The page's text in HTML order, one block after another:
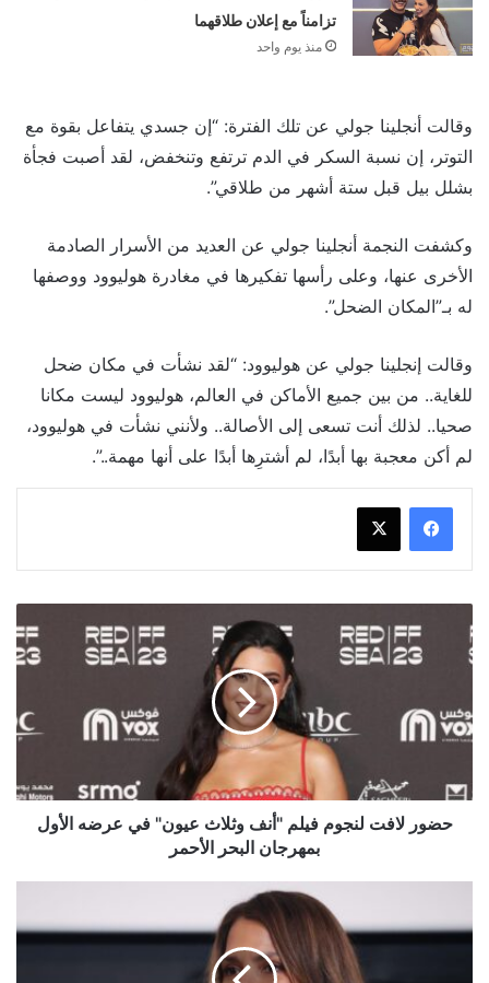
تزامناً مع إعلان طلاقهما
منذ يوم واحد
وقالت أنجلينا جولي عن تلك الفترة: “إن جسدي يتفاعل بقوة مع
التوتر، إن نسبة السكر في الدم ترتفع وتنخفض، لقد أصبت فجأة
بشلل بيل قبل ستة أشهر من طلاقي”.
وكشفت النجمة أنجلينا جولي عن العديد من الأسرار الصادمة
الأخرى عنها، وعلى رأسها تفكيرها في مغادرة هوليوود ووصفها
له بـ”المكان الضحل”.
وقالت إنجلينا جولي عن هوليوود: “لقد نشأت في مكان ضحل
للغاية.. من بين جميع الأماكن في العالم، هوليوود ليست مكانا
صحيا.. لذلك أنت تسعى إلى الأصالة.. ولأنني نشأت في هوليوود،
لم أكن معجبة بها أبدًا، لم أشترِها أبدًا على أنها مهمة..”.
لافت
لنجوم
"أنف
وثلاث
عرضه
الأولحضور لافت لنجوم فيلم "أنف وثلاث عيون" في عرضه الأول
بمهرجان البحر الأحمر
تكشف